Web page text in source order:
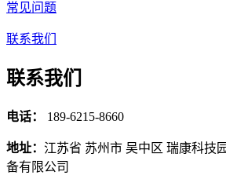
常见问题
联系我们
联系我们
电话： 189-6215-8660
地址： 江苏省 苏州市 吴中区 瑞康科技
备有限公司